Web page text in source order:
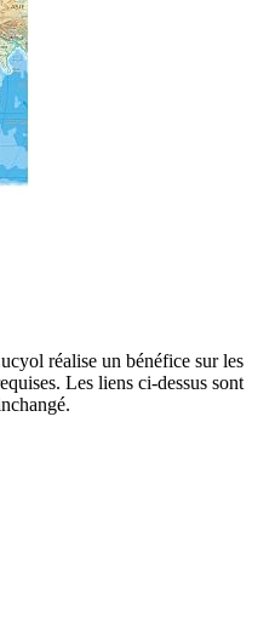
réalise un bénéfice sur les
Les liens ci-dessus sont